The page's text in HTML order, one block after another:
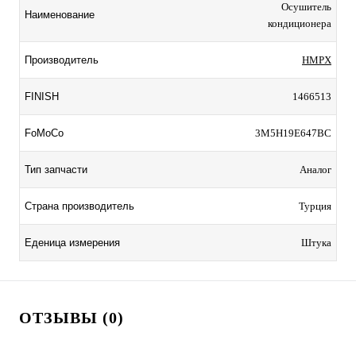
Наименование
Осушитель
кондиционера
Производитель HMPX
FINISH 1466513
FoMoCo 3M5H19E647BC
Тип запчасти Аналог
Страна производитель Турция
Еденица измерения Штука
ОТЗЫВЫ (0)